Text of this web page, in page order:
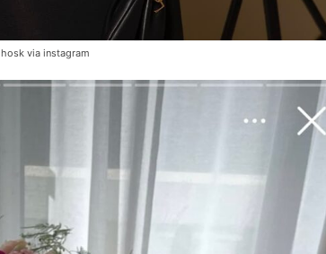
via instagram